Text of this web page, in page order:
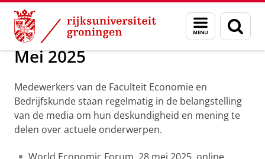
Skip
Content
Skip
Navigation
Menu
en
zoeken
Over ons 2025
Mei 2025
Medewerkers van de Faculteit Economie en
Bedrijfskunde staan regelmatig in de belangstelling
van de media om hun deskundigheid en mening te
delen over actuele onderwerpen.